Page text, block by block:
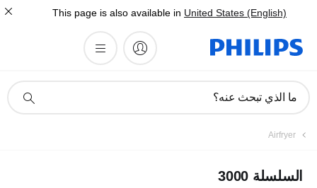
This page is also available in United States (English)
دعم
ما الذي تبحث عنه؟
Airfryer
السلسلة 3000